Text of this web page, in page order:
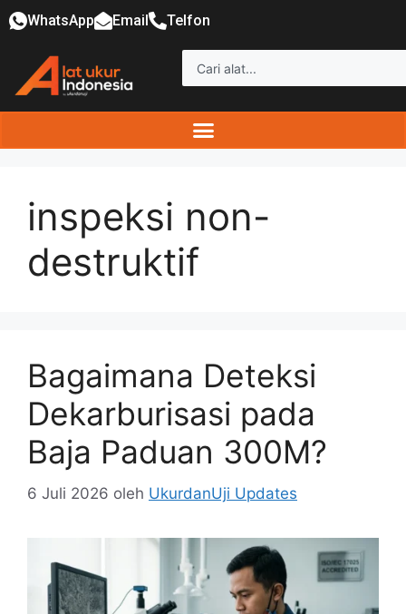
WhatsApp Email Telfon
inspeksi non-
destruktif
Bagaimana Deteksi
Dekarburisasi pada
Baja Paduan 300M?
6 Juli 2026 oleh UkurdanUji Updates